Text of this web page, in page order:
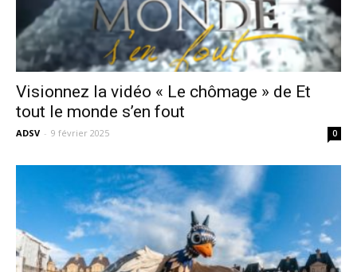
Visionnez la vidéo « Le chômage » de Et
tout le monde s’en fout
ADSV - 9 février 2025 0